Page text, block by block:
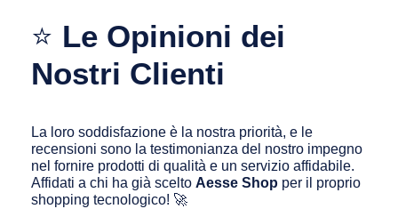
⭐ Le Opinioni dei
Nostri Clienti
La loro soddisfazione è la nostra priorità, e le
recensioni sono la testimonianza del nostro impegno
nel fornire prodotti di qualità e un servizio affidabile.
Affidati a chi ha già scelto Aesse Shop per il proprio
shopping tecnologico! 🚀